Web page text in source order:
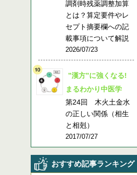
調剤時残薬調整加算
とは？算定要件やレ
セプト摘要欄への記
載事項について解説
2026/07/23
”漢方”に強くなる!
まるわかり中医学
第24回 木火土金水
の正しい関係（相生
と相剋）
2017/07/27
おすすめ記事ランキング